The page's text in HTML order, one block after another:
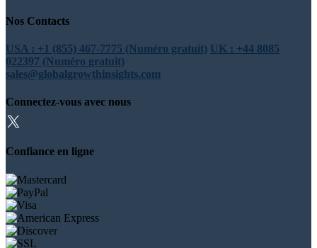
Nos Contacts
USA : +1 (855) 467-7775 (Numéro gratuit) UK : +44 8085
022397 (Numéro gratuit)
sales@globalgrowthinsights.com
Connectez-vous avec nous
Confiance en ligne